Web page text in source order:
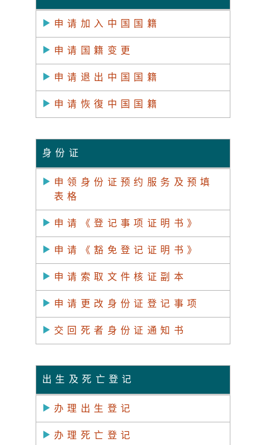
申请加入中国国籍
申请国籍变更
申请退出中国国籍
申请恢復中国国籍
身份证
申领身份证预约服务及预填
表格
申请《登记事项证明书》
申请《豁免登记证明书》
申请索取文件核证副本
申请更改身份证登记事项
交回死者身份证通知书
出生及死亡登记
办理出生登记
办理死亡登记